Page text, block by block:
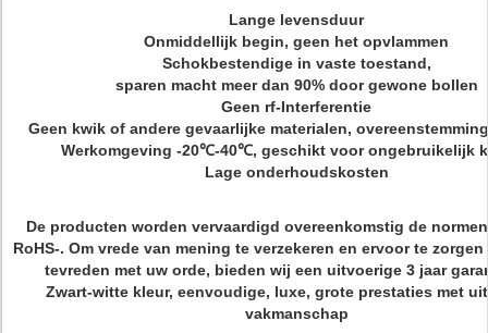
Lange levensduur
Onmiddellijk begin, geen het opvlammen
Schokbestendige in vaste toestand,
sparen macht meer dan 90% door gewone bollen
Geen rf-Interferentie
Geen kwik of andere gevaarlijke materialen,
Werkomgeving -20℃-40℃, geschikt voor ongebruikelijk
Lage onderhoudskosten
De producten worden vervaardigd overeenkomstig de
RoHS-. Om vrede van mening te verzekeren en ervoor te zorgen
tevreden met uw orde, bieden wij een uitvoerige 3 jaar
Zwart-witte kleur, eenvoudige, luxe, grote prestaties met
vakmanschap